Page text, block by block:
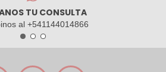
TU CONSULTA
al +541144014866